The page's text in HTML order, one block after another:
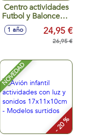
Centro actividades
Futbol y Baloncesto
2 In 1
28X7X28,2Cm
1 año 24,95 €
26,95 €
NOVEDAD
- 20 %